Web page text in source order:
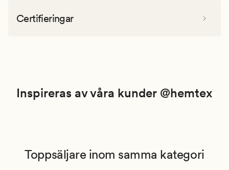
Certifieringar
Inspireras av våra kunder @hemtex
Toppsäljare inom samma kategori